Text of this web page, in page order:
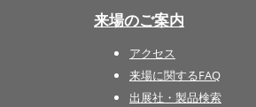
来場のご案内
アクセス
来場に関するFAQ
出展社・製品検索